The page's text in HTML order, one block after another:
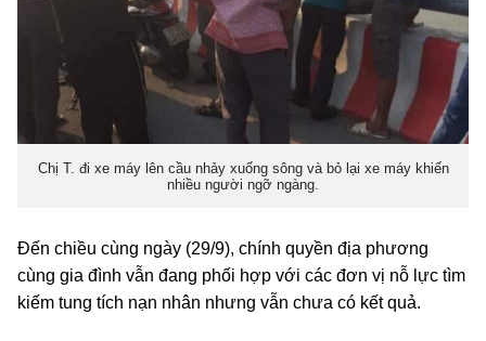
Chị T. đi xe máy lên cầu nhảy xuống sông và bỏ lại xe máy khiến
nhiều người ngỡ ngàng.
Đến chiều cùng ngày (29/9), chính quyền địa phương
cùng gia đình vẫn đang phối hợp với các đơn vị nỗ lực tìm
kiếm tung tích nạn nhân nhưng vẫn chưa có kết quả.